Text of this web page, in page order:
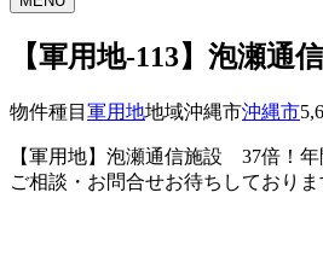
【軍用地-113】泡瀬通
物件種目 軍用地地域沖縄市沖縄市
【軍用地】泡瀬通信施設 37倍！
ご相談・お問合せお待ちしており